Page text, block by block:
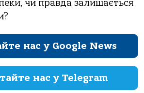
чи правда залишається
нас у Google News
нас у Telegram